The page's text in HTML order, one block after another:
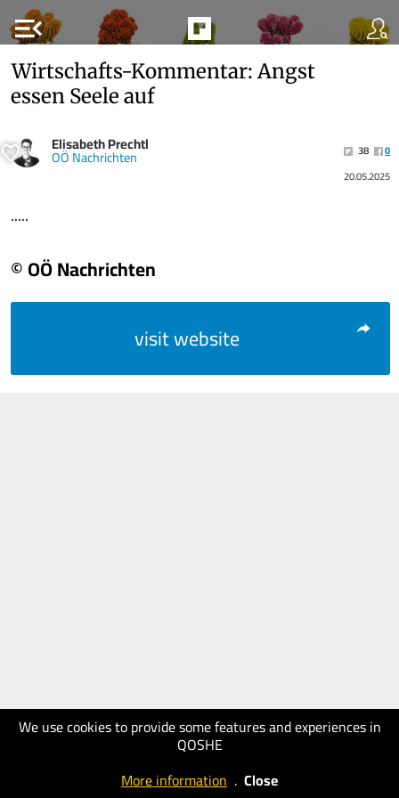
menu_open
We use cookies to provide some features and experiences in
QOSHE
More information . Close
Wirtschafts-Kommentar: Angst
essen Seele auf
Elisabeth Prechtl
OÖ Nachrichten 38
0
20.05.2025
.....
© OÖ Nachrichten
visit website